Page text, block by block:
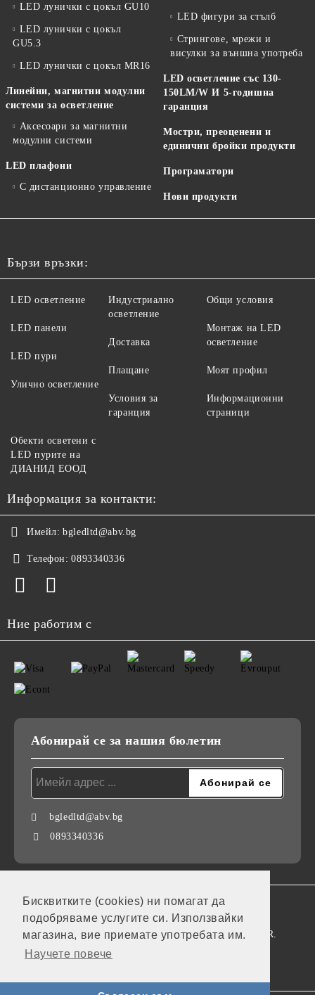
Бисквитките (cookies) ни помагат да
подобряваме услугите си. Използвайки
магазина, вие приемате употребата им.
Научете повече
LED лунички с цокъл GU10
LED лунички с цокъл
GU5.3
LED лунички с цокъл MR16
Линейни, магнитни модулни
системи за осветление
Аксесоари за магнитни
модулни системи
LED плафони
С дистанционно управление
LED фигури за стълб
Стрингове, мрежи и
висулки за външна употреба
LED осветление със 130-
150LM/W И 5-годишна
гаранция
Мостри, преоценени и
единични бройки продукти
Програматори
Нови продукти
Бързи връзки:
LED осветление
LED панели
LED пури
Улично осветление
Индустриално
осветление
Доставка
Плащане
Условия за
гаранция
Общи условия
Монтаж на LED
осветление
Моят профил
Информационни
страници
Обекти осветени с
LED пурите на
ДИАНИД ЕООД
Информация за контакти:
Имейл: bgledltd@abv.bg
Телефон: 0893340336
Ние работим с
Абонирай се за нашия бюлетин
bgledltd@abv.bg
0893340336
GDPR
Нашият онлайн магазин е 100% съобразен с GDPR.